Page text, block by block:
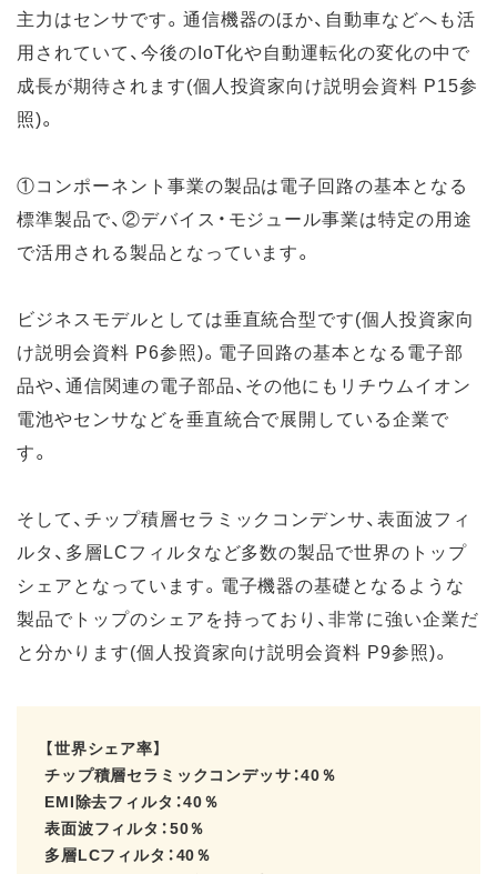
主力はセンサです。通信機器のほか、自動車などへも活
用されていて、今後のIoT化や自動運転化の変化の中で
成長が期待されます(個人投資家向け説明会資料 P15参
照)。
①コンポーネント事業の製品は電子回路の基本となる
標準製品で、②デバイス・モジュール事業は特定の用途
で活用される製品となっています。
ビジネスモデルとしては垂直統合型です(個人投資家向
け説明会資料 P6参照)。電子回路の基本となる電子部
品や、通信関連の電子部品、その他にもリチウムイオン
電池やセンサなどを垂直統合で展開している企業で
す。
そして、チップ積層セラミックコンデンサ、表面波フィ
ルタ、多層LCフィルタなど多数の製品で世界のトップ
シェアとなっています。電子機器の基礎となるような
製品でトップのシェアを持っており、非常に強い企業だ
と分かります(個人投資家向け説明会資料 P9参照)。
【世界シェア率】
チップ積層セラミックコンデッサ：40％
EMI除去フィルタ：40％
表面波フィルタ：50％
多層LCフィルタ：40％